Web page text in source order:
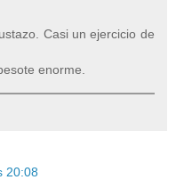
Casi un ejercicio de
enorme.
20:08